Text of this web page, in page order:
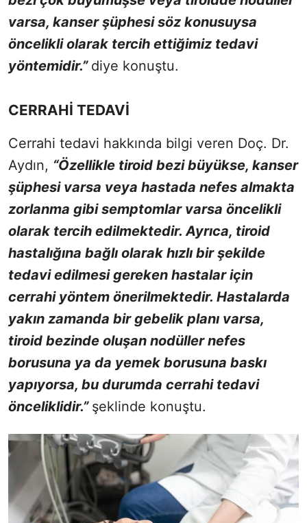
varsa, kanser şüphesi söz konusuysa
öncelikli olarak tercih ettiğimiz tedavi
yöntemidir.” diye konuştu.
CERRAHİ TEDAVİ
Cerrahi tedavi hakkında bilgi veren Doç. Dr.
Aydın, “Özellikle tiroid bezi büyükse, kanser
şüphesi varsa veya hastada nefes almakta
zorlanma gibi semptomlar varsa öncelikli
olarak tercih edilmektedir. Ayrıca, tiroid
hastalığına bağlı olarak hızlı bir şekilde
tedavi edilmesi gereken hastalar için
cerrahi yöntem önerilmektedir. Hastalarda
yakın zamanda bir gebelik planı varsa,
tiroid bezinde oluşan nodüller nefes
borusuna ya da yemek borusuna baskı
yapıyorsa, bu durumda cerrahi tedavi
önceliklidir.” şeklinde konuştu.